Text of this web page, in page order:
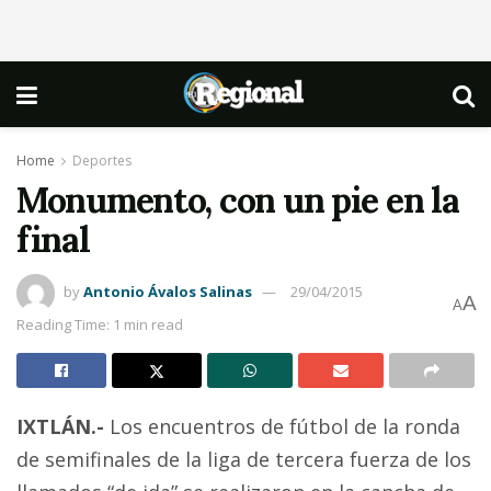
Home Deportes
Monumento, con un pie en la
final
byAntonio Ávalos Salinas
29/04/2015
Reading Time: 1 min read
AA
IXTLÁN.- Los encuentros de fútbol de la ronda
de semifinales de la liga de tercera fuerza de los